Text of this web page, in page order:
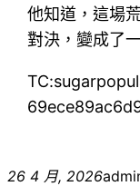
他知道，這場
對決，變成了
26 4 月, 2026